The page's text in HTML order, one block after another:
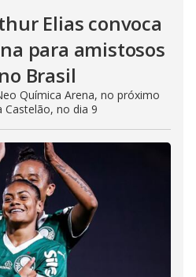
Elias convoca
para amistosos
Brasil
Química Arena, no próximo
Castelão, no dia 9